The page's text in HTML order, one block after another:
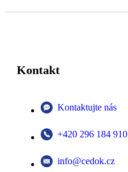
Kontakt
Kontaktujte nás
+420 296 184 910
info@cedok.cz